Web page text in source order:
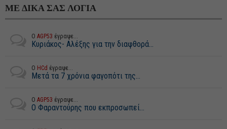
ΜΕ ΔΙΚΑ ΣΑΣ ΛΟΓΙΑ
Ο AGP53 έγραψε...
Κυριάκος- Αλέξης για την διαφθορά...
Ο HCd έγραψε...
Μετά τα 7 χρόνια φαγοπότι της...
Ο AGP53 έγραψε...
Ο Φαραντούρης που εκπροσωπεί...